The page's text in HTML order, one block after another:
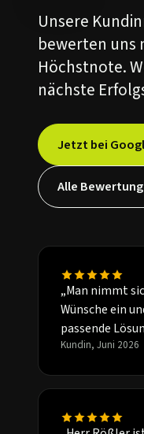
Unsere
bewerten uns
Höchstnote.
nächste
Jetzt bei
Alle
„Man nimmt
Wünsche ein
passende
Kundin, Juni 2026